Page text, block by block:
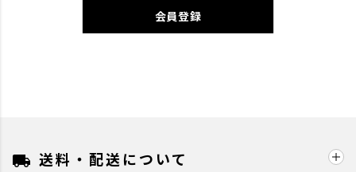
会員登録
local_shipping 送料・配送について